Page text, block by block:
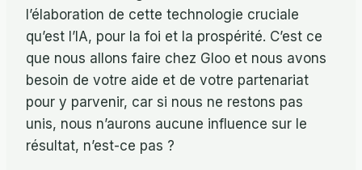
l’élaboration de cette technologie cruciale
qu’est l’IA, pour la foi et la prospérité. C’est ce
que nous allons faire chez Gloo et nous avons
besoin de votre aide et de votre partenariat
pour y parvenir, car si nous ne restons pas
unis, nous n’aurons aucune influence sur le
résultat, n’est-ce pas ?